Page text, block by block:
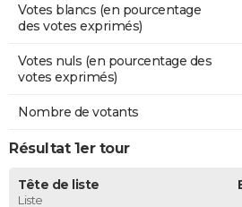
Votes blancs (en pourcentage
des votes exprimés)
Votes nuls (en pourcentage des
votes exprimés)
Nombre de votants
Résultat 1er tour
Tête de liste
Liste